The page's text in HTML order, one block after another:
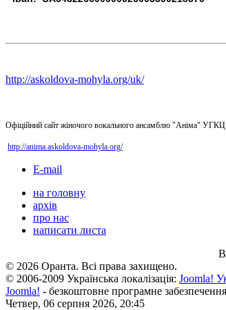
http://askoldova-mohyla.org/uk/
Офіційний сайт жіночого вокального ансамблю "Аніма"
http://anima.askoldova-mohyla.org/
E-mail
на головну
архів
про нас
написати листа
© 2026 Оранта. Всі права захищено.
© 2006-2009 Українська локалізація: Joomla!
Joomla! - безкоштовне програмне
Четвер, 06 серпня 2026, 20:45